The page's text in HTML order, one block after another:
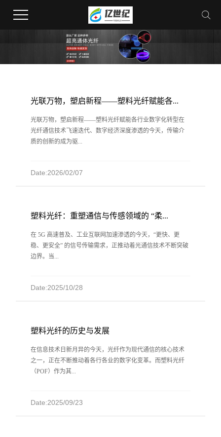
光联万物，塑启新程——塑料光纤赋能各...
光联万物，塑启新程——塑料光纤赋能各行业数字化转型在
光纤通信技术飞速迭代、数字经济深度渗透的今天，传输介
质的创新的成为驱...
Date:2026/02/07
塑料光纤：重塑通信与传感领域的 “柔...
在 5G 高速普及、工业互联网加速渗透的今天，“更快、更
稳、更安全” 的信号传输需求，正推动着光通信技术不断突破
边界。当...
Date:2025/10/28
塑料光纤的历史与发展
在信息技术日新月异的今天，光纤作为现代通信的核心技术
之一，正在不断推动着各行各业的数字化变革。而塑料光纤
（POF）作为其...
Date:2025/09/23